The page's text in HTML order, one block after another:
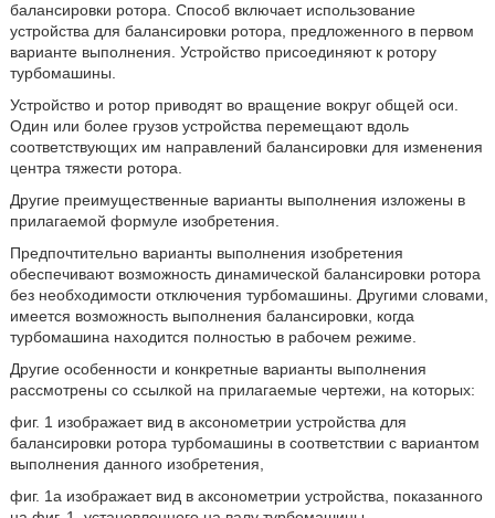
балансировки ротора. Способ включает использование
устройства для балансировки ротора, предложенного в первом
варианте выполнения. Устройство присоединяют к ротору
турбомашины.
Устройство и ротор приводят во вращение вокруг общей оси.
Один или более грузов устройства перемещают вдоль
соответствующих им направлений балансировки для изменения
центра тяжести ротора.
Другие преимущественные варианты выполнения изложены в
прилагаемой формуле изобретения.
Предпочтительно варианты выполнения изобретения
обеспечивают возможность динамической балансировки ротора
без необходимости отключения турбомашины. Другими словами,
имеется возможность выполнения балансировки, когда
турбомашина находится полностью в рабочем режиме.
Другие особенности и конкретные варианты выполнения
рассмотрены со ссылкой на прилагаемые чертежи, на которых:
фиг. 1 изображает вид в аксонометрии устройства для
балансировки ротора турбомашины в соответствии с вариантом
выполнения данного изобретения,
фиг. 1а изображает вид в аксонометрии устройства, показанного